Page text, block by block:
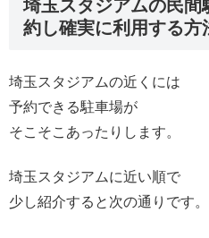
埼玉スタジアムの民間
約し確実に利用する方
埼玉スタジアムの近くには
予約できる駐車場が
そこそこあったりします。
埼玉スタジアムに近い順で
少し紹介すると次の通りです。